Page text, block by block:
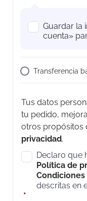
Guardar la
cuenta»
Transferencia
Tus datos
tu pedido,
otros propósitos
privacidad.
Declaro que
Política de
descritas en
*